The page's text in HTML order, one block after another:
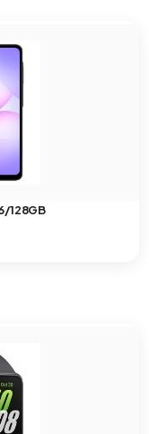
128GB